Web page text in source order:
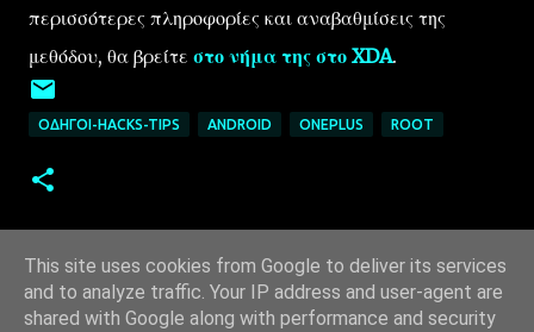
περισσότερες πληροφορίες και αναβαθμίσεις της
μεθόδου, θα βρείτε στο νήμα της στο XDA.
ΟΔΗΓΟΊ-HACKS-TIPS ANDROID ONEPLUS ROOT
This site uses cookies from Google to deliver its services
and to analyze traffic. Your IP address and user-agent are
shared with Google along with performance and security